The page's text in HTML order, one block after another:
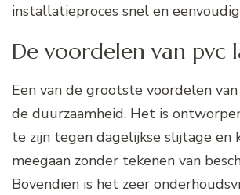
installatieproces snel en
De voordelen van pvc
Een van de grootste voordelen
de duurzaamheid. Het is
te zijn tegen dagelijkse slijtage en
meegaan zonder tekenen van
Bovendien is het zeer